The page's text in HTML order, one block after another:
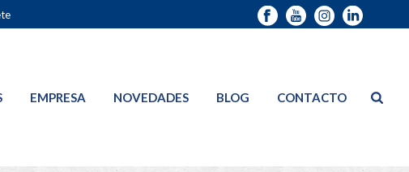
EMPRESA NOVEDADES BLOG CONTACTO